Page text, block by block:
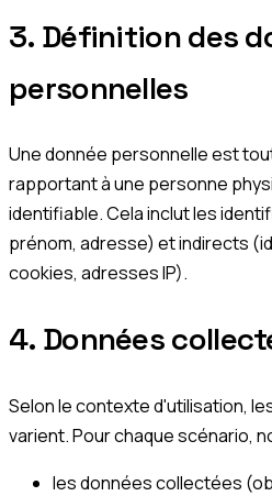
3. Définition des
personnelles
Une donnée personnelle est
rapportant à une personne
identifiable. Cela inclut les
prénom, adresse) et indirects
cookies, adresses IP).
4. Données
Selon le contexte d'utilisation,
varient. Pour chaque scénario,
les données collectées